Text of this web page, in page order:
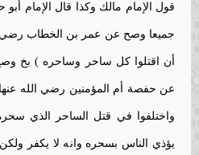
قول الإمام مالك وكذا قال الإمام أبو
جميعا وصح عن عمر بن الخطاب رضي
أن اقتلوا كل ساحر وساحره ) بخ
عن حفصة أم المؤمنين رضي الله عنها
واختلفوا في قتل الساحر الذي
يؤذي الناس بسحره وانه لا يكفر